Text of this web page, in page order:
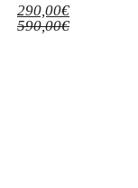
590,00€
El
precio
290,00€El
precio